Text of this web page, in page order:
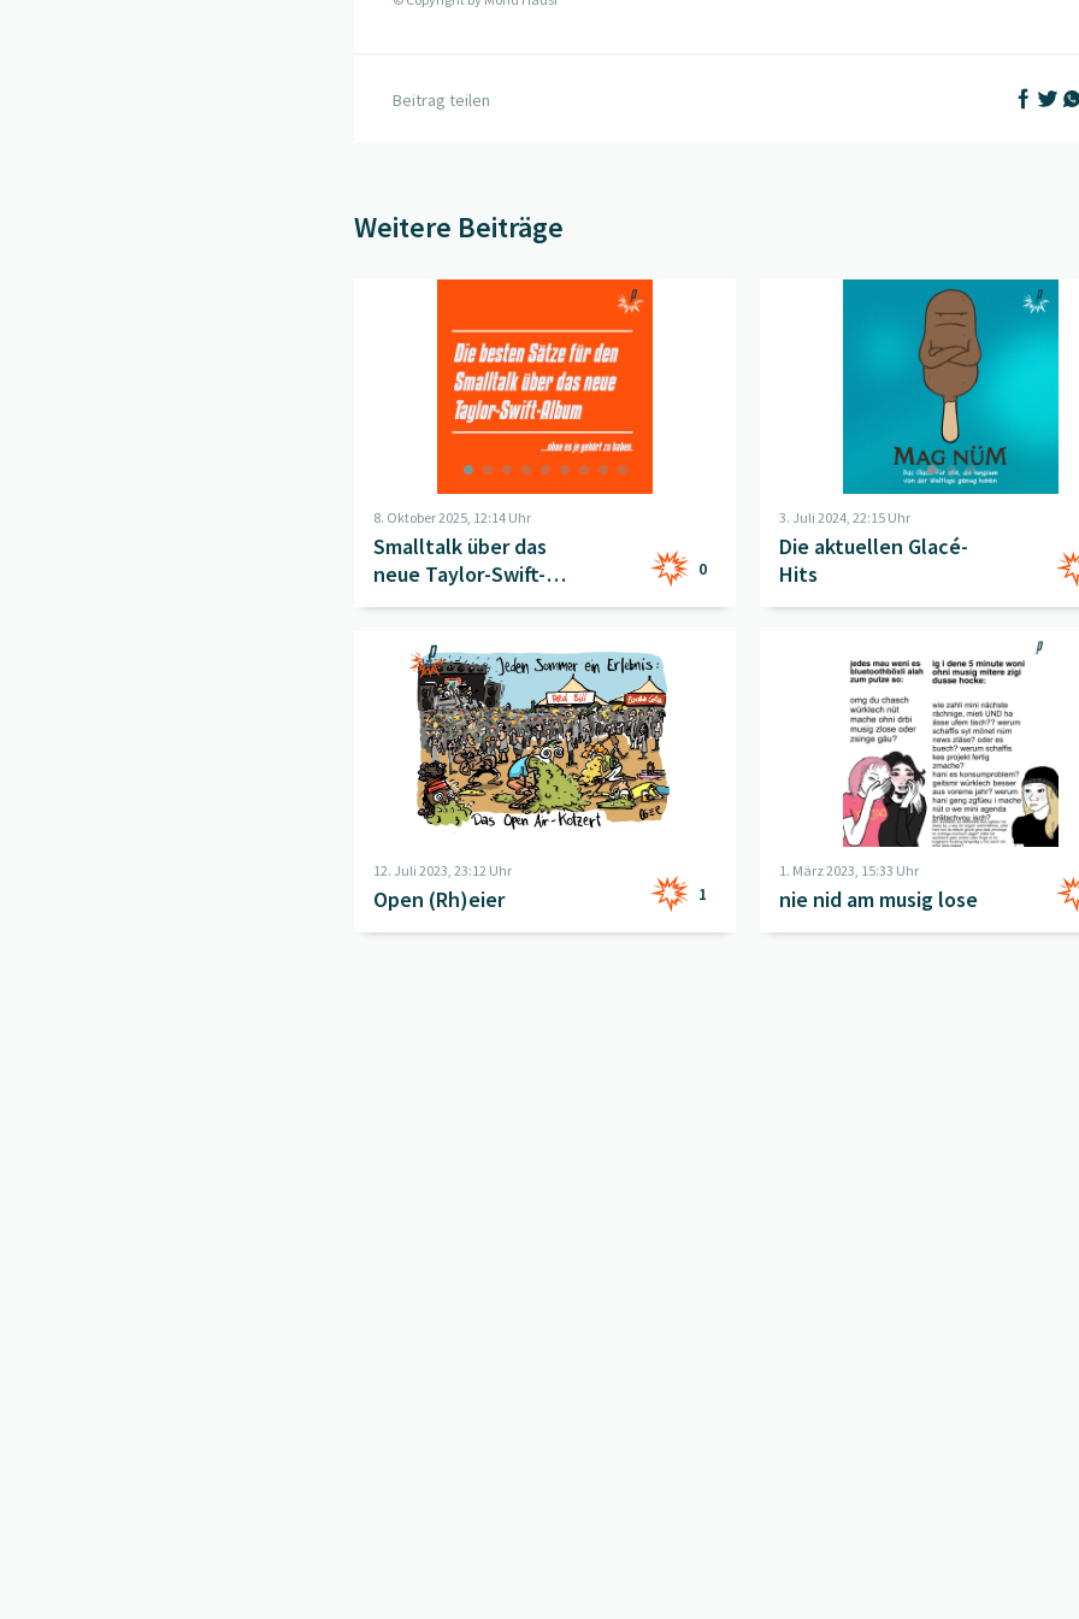
Beitrag teilen AufAuf
Weitere Beiträge
Smalltalk über das neue Taylor-Swift-Album
8. Oktober 2025, 12:14 Uhr
Smalltalk über das
neue Taylor-Swift-
Album
0
Die aktuellen Glacé-Hits "
3. Juli 2024, 22:15 Uhr
Die aktuellen Glacé-
Hits
Open (Rh)eier
12. Juli 2023, 23:12 Uhr
Open (Rh)eier 1
" öffnen
1. März 2023, 15:33 Uhr
nie nid am musig lose